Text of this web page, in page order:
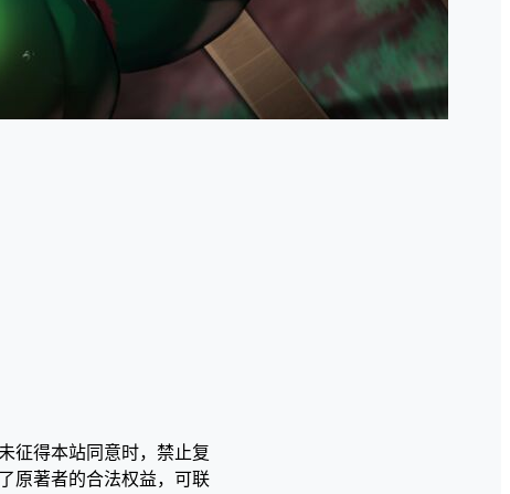
征得本站同意时，禁止复
原著者的合法权益，可联